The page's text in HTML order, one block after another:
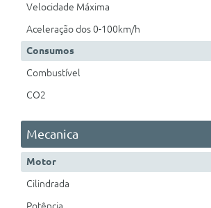
Velocidade Máxima
Aceleração dos 0-100km/h
Consumos
Combustível
CO2
Mecanica
Motor
Cilindrada